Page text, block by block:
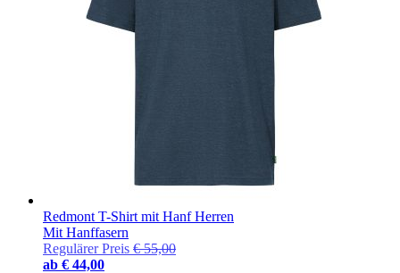
Redmont T-Shirt mit Hanf Herren
Mit Hanffasern
Regulärer Preis € 55,00
ab € 44,00